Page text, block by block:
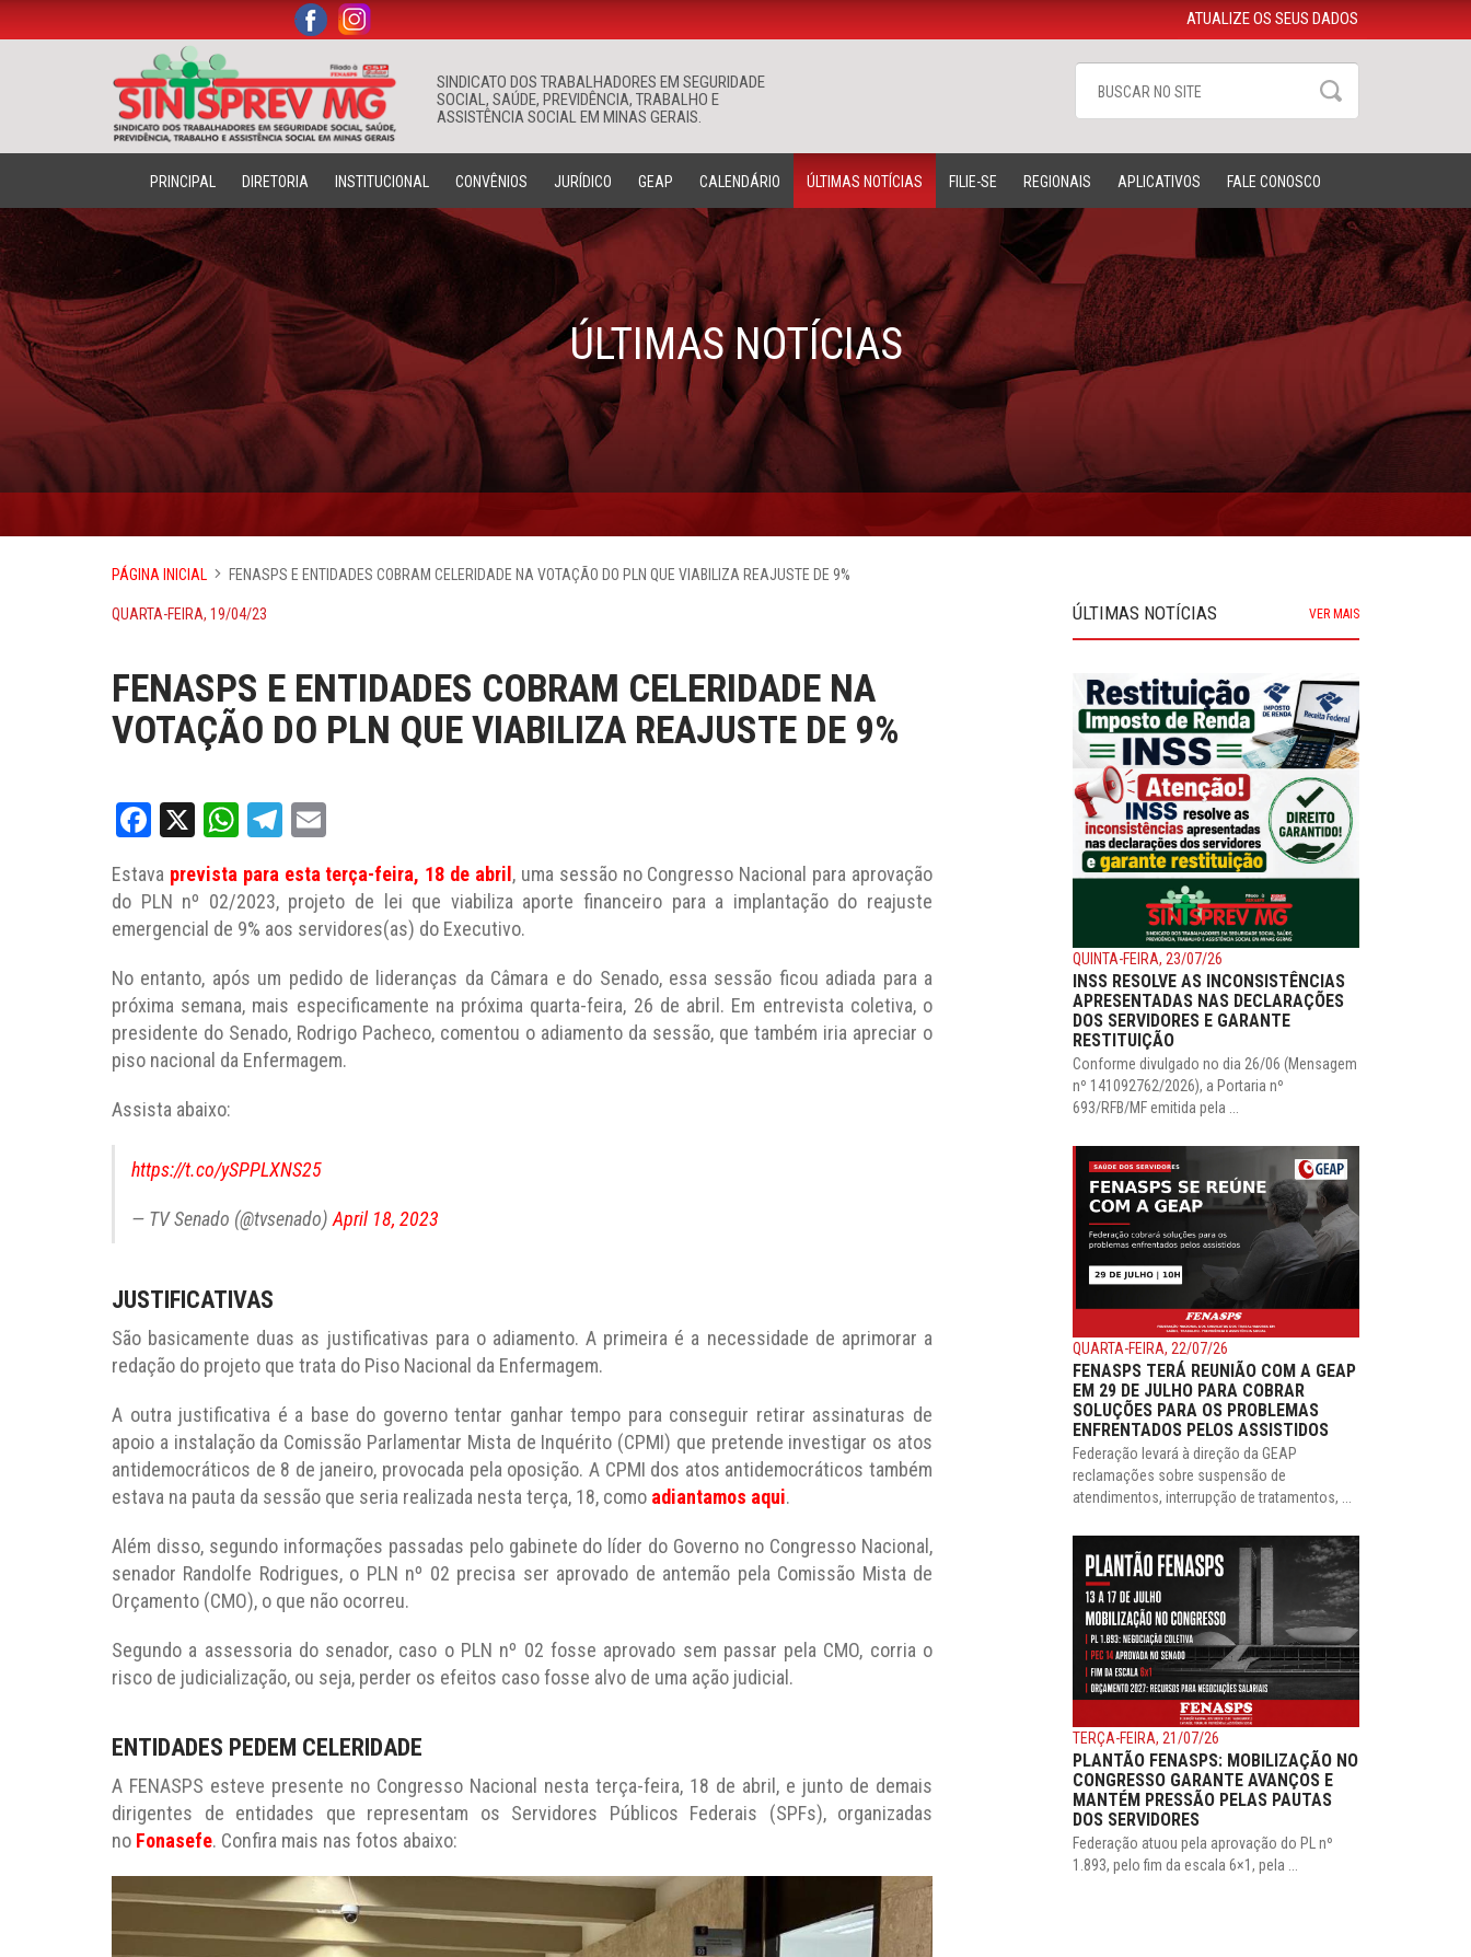
SINDICATO DOS TRABALHADORES EM SEGURIDADE
SOCIAL, SAÚDE, PREVIDÊNCIA, TRABALHO E
ASSISTÊNCIA SOCIAL EM MINAS GERAIS.
Buscar
. . ATUALIZE OS SEUS DADOS
PRINCIPAL DIRETORIA INSTITUCIONAL CONVÊNIOS JURÍDICO GEAP CALENDÁRIO ÚLTIMAS NOTÍCIAS FILIE-SE REGIONAIS APLICATIVOS FALE CONOSCO
ÚLTIMAS NOTÍCIAS
PÁGINA INICIAL FENASPS E ENTIDADES COBRAM CELERIDADE NA VOTAÇÃO DO PLN QUE VIABILIZA REAJUSTE DE 9%
QUARTA-FEIRA, 19/04/23
FENASPS E ENTIDADES COBRAM CELERIDADE NA
VOTAÇÃO DO PLN QUE VIABILIZA REAJUSTE DE 9%
Facebook
X WhatsApp
Telegram
Estava prevista para esta terça-feira, 18 de abril , uma sessão no Congresso Nacional para aprovação
do PLN nº 02/2023, projeto de lei que viabiliza aporte financeiro para a implantação do reajuste
emergencial de 9% aos servidores(as) do Executivo.
No entanto, após um pedido de lideranças da Câmara e do Senado, essa sessão ficou adiada para a
próxima semana, mais especificamente na próxima quarta-feira, 26 de abril. Em entrevista coletiva, o
presidente do Senado, Rodrigo Pacheco, comentou o adiamento da sessão, que também iria apreciar o
piso nacional da Enfermagem.
Assista abaixo:
https://t.co/ySPPLXNS25
— TV Senado (@tvsenado) April 18, 2023
JUSTIFICATIVAS
São basicamente duas as justificativas para o adiamento. A primeira é a necessidade de aprimorar a
redação do projeto que trata do Piso Nacional da Enfermagem.
A outra justificativa é a base do governo tentar ganhar tempo para conseguir retirar assinaturas de
apoio a instalação da Comissão Parlamentar Mista de Inquérito (CPMI) que pretende investigar os atos
antidemocráticos de 8 de janeiro, provocada pela oposição. A CPMI dos atos antidemocráticos também
estava na pauta da sessão que seria realizada nesta terça, 18, como adiantamos aqui.
Além disso, segundo informações passadas pelo gabinete do líder do Governo no Congresso Nacional,
senador Randolfe Rodrigues, o PLN nº 02 precisa ser aprovado de antemão pela Comissão Mista de
Orçamento (CMO), o que não ocorreu.
Segundo a assessoria do senador, caso o PLN nº 02 fosse aprovado sem passar pela CMO, corria o
risco de judicialização, ou seja, perder os efeitos caso fosse alvo de uma ação judicial.
ENTIDADES PEDEM CELERIDADE
A FENASPS esteve presente no Congresso Nacional nesta terça-feira, 18 de abril, e junto de demais
dirigentes de entidades que representam os Servidores Públicos Federais (SPFs), organizadas
no Fonasefe. Confira mais nas fotos abaixo:
ÚLTIMAS NOTÍCIAS VER MAIS
QUINTA-FEIRA, 23/07/26
INSS RESOLVE AS INCONSISTÊNCIAS
APRESENTADAS NAS DECLARAÇÕES
DOS SERVIDORES E GARANTE
RESTITUIÇÃO
Conforme divulgado no dia 26/06 (Mensagem
nº 141092762/2026), a Portaria nº
693/RFB/MF emitida pela ...
QUARTA-FEIRA, 22/07/26
FENASPS TERÁ REUNIÃO COM A GEAP
EM 29 DE JULHO PARA COBRAR
SOLUÇÕES PARA OS PROBLEMAS
ENFRENTADOS PELOS ASSISTIDOS
Federação levará à direção da GEAP
reclamações sobre suspensão de
atendimentos, interrupção de tratamentos, ...
TERÇA-FEIRA, 21/07/26
PLANTÃO FENASPS: MOBILIZAÇÃO NO
CONGRESSO GARANTE AVANÇOS E
MANTÉM PRESSÃO PELAS PAUTAS
DOS SERVIDORES
Federação atuou pela aprovação do PL nº
1.893, pelo fim da escala 6×1, pela ...